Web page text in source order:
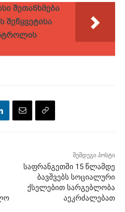
შეთანხმება
შეწყვეტისა
შემდეგი პოსტი
საფრანგეთში 15 წლამდე
ბავშვებს სოციალური
ქსელებით სარგებლობა
აეკრძალებათ